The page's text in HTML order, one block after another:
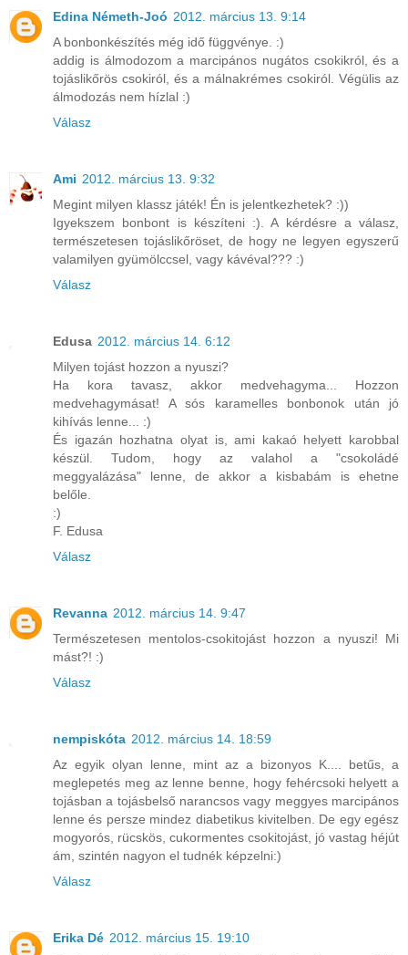
Edina Németh-Joó 2012. március 13. 9:14
A bonbonkészítés még idő függvénye. :)
addig is álmodozom a marcipános nugátos csokikról, és a
tojáslikőrös csokiról, és a málnakrémes csokiról. Végülis az
álmodozás nem hízlal :)
Válasz
Ami 2012. március 13. 9:32
Megint milyen klassz játék! Én is jelentkezhetek? :))
Igyekszem bonbont is készíteni :). A kérdésre a válasz,
természetesen tojáslikőröset, de hogy ne legyen egyszerű
valamilyen gyümölccsel, vagy kávéval??? :)
Válasz
Edusa 2012. március 14. 6:12
Milyen tojást hozzon a nyuszi?
Ha kora tavasz, akkor medvehagyma... Hozzon
medvehagymásat! A sós karamelles bonbonok után jó
kihívás lenne... :)
És igazán hozhatna olyat is, ami kakaó helyett karobbal
készül. Tudom, hogy az valahol a "csokoládé
meggyalázása" lenne, de akkor a kisbabám is ehetne
belőle.
:)
F. Edusa
Válasz
Revanna 2012. március 14. 9:47
Természetesen mentolos-csokitojást hozzon a nyuszi! Mi
mást?! :)
Válasz
nempiskóta 2012. március 14. 18:59
Az egyik olyan lenne, mint az a bizonyos K.... betűs, a
meglepetés meg az lenne benne, hogy fehércsoki helyett a
tojásban a tojásbelső narancsos vagy meggyes marcipános
lenne és persze mindez diabetikus kivitelben. De egy egész
mogyorós, rücskös, cukormentes csokitojást, jó vastag héjút
ám, szintén nagyon el tudnék képzelni:)
Válasz
Erika Dé 2012. március 15. 19:10